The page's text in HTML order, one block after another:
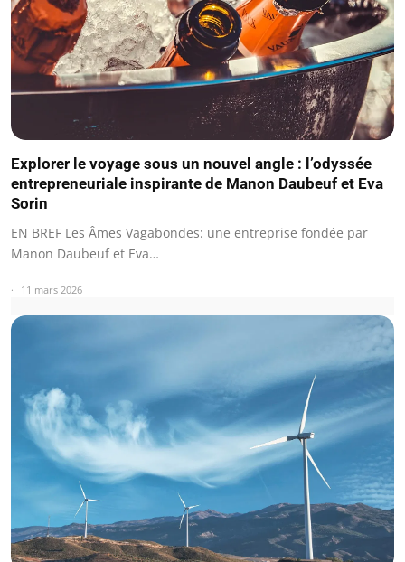
Explorer le voyage sous un nouvel angle : l’odyssée
entrepreneuriale inspirante de Manon Daubeuf et Eva
Sorin
EN BREF Les Âmes Vagabondes: une entreprise fondée par
Manon Daubeuf et Eva…
11 mars 2026